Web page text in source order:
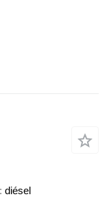
diésel